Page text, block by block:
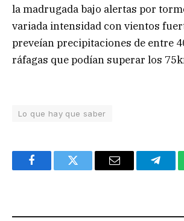
la madrugada bajo alertas por
variada intensidad con vientos
preveían precipitaciones de entre
ráfagas que podían superar los
Lo que hay que saber
FacebookTwitter Email